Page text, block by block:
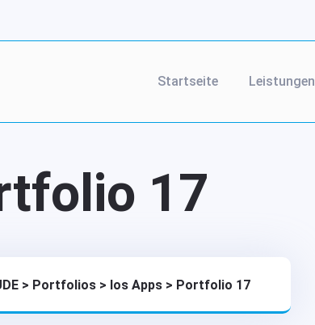
Startseite Leistungen
17
> Portfolios > Ios Apps > Portfolio 17